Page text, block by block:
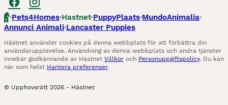
Pets4Homes Hastnet PuppyPlaats MundoAnimalia
Annunci Animali Lancaster Puppies
Hästnet använder cookies på denna webbplats för att förbättra din
användarupplevelse. Användning av denna webbplats och andra tjänster
innebär godkännande av Hästnet Villkor och Personuppgiftspolicy. Du kan
när som helst Hantera preferenser.
© Upphovsrätt 2026 - Hästnet